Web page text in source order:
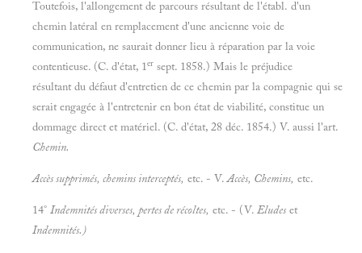
Toutefois, l'allongement de parcours résultant de l'établ. d'un
chemin latéral en remplacement d'une ancienne voie de
communication, ne saurait donner lieu à réparation par la voie
contentieuse. (C. d'état, 1er sept. 1858.) Mais le préjudice
résultant du défaut d'entretien de ce chemin par la compagnie qui se
serait engagée à l'entretenir en bon état de viabilité, constitue un
dommage direct et matériel. (C. d'état, 28 déc. 1854.) V. aussi l'art.
Chemin.
Accès supprimés, chemins interceptés, etc. - V.Accès, Chemins, etc.
14° Indemnités diverses, pertes de récoltes, etc. - (V. Eludes et
Indemnités.)